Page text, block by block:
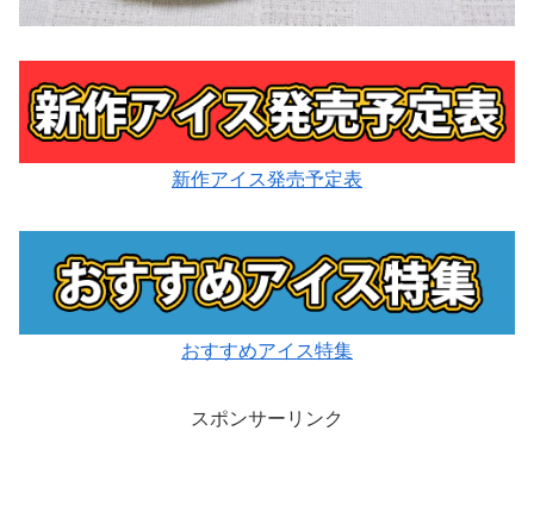
新作アイス発売予定表
おすすめアイス特集
スポンサーリンク